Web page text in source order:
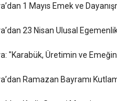
1 Mayıs Emek ve
23 Nisan Ulusal
"Karabük, Üretimin ve
Ramazan Bayramı